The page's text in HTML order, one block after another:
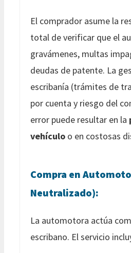
El comprador asume la
total de verificar que el
gravámenes, multas
deudas de patente. La
escribanía (trámites de
por cuenta y riesgo del
error puede resultar en la
vehículo o en costosas
Compra en
Neutralizado):
La automotora actúa
escribano. El servicio